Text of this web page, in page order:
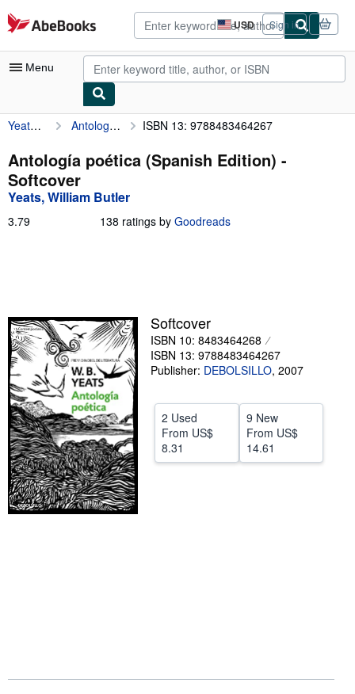
Skip to main content
AbeBooks.com USD
Site
shopping
preferences
Sign in
Menu
My Account
My Purchases
Advanced Search
Sellers
Start Selling
Help
CLOSE
Yeats, William Butler Antología poética (Spanish Edition) ISBN 13: 9788483464267
Antología poética (Spanish Edition) -
Softcover
Yeats, William Butler
3.79 138 ratings by Goodreads
Softcover
ISBN 10: 8483464268
ISBN 13: 9788483464267
Publisher: DEBOLSILLO, 2007
2 Used
From US$
8.31
9 New
From US$
14.61